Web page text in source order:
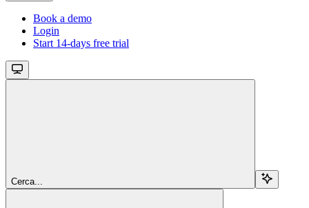
Book a demo
Login
Start 14-days free trial
Cerca...